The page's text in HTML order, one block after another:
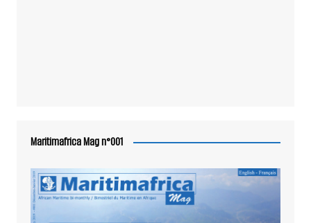
Maritimafrica Mag n°001